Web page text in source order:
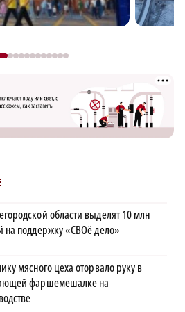
области выделят 10 млн
на поддержку «СВОё дело»
мясного цеха оторвало руку в
фаршемешалке на